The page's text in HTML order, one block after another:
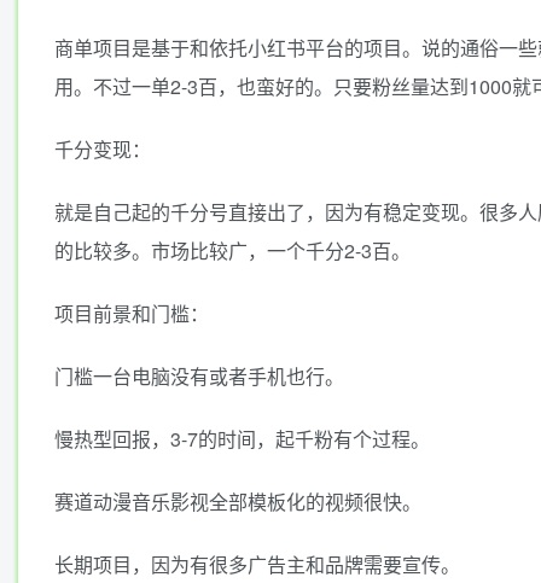
商单项目是基于和依托小红书平台的项目。说的通俗一
用。不过一单2-3百，也蛮好的。只要粉丝量达到1000就
千分变现：
就是自己起的千分号直接出了，因为有稳定变现。很多
的比较多。市场比较广，一个千分2-3百。
项目前景和门槛：
门槛一台电脑没有或者手机也行。
慢热型回报，3-7的时间，起千粉有个过程。
赛道动漫音乐影视全部模板化的视频很快。
长期项目，因为有很多广告主和品牌需要宣传。